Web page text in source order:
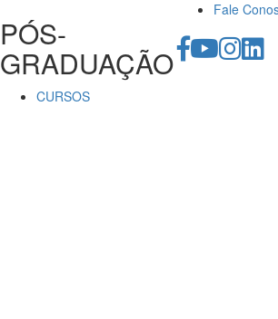
PÓS-
GRADUAÇÃO
CURSOS
Fale